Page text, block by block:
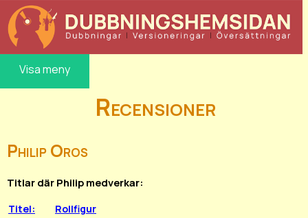
Visa meny
Recensioner
Philip Oros
Titlar där Philip medverkar:
Titel:
Rollfigur